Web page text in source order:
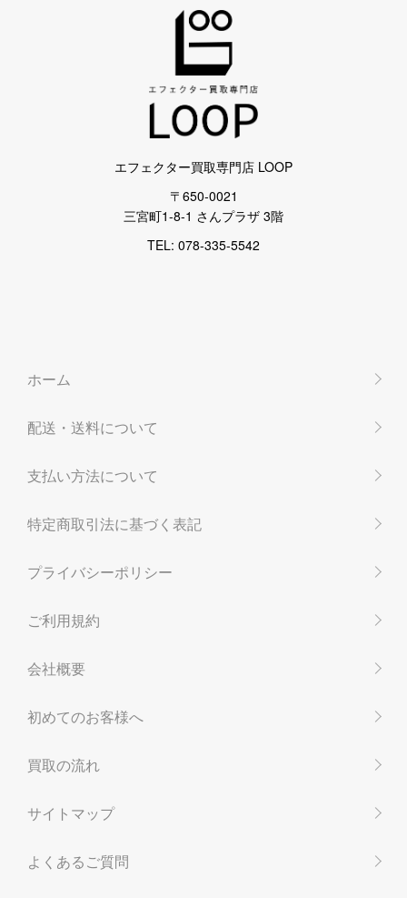
エフェクター買取専門店 LOOP
〒650-0021
三宮町1-8-1 さんプラザ 3階
TEL: 078-335-5542
ホーム
配送・送料について
支払い方法について
特定商取引法に基づく表記
プライバシーポリシー
ご利用規約
会社概要
初めてのお客様へ
買取の流れ
サイトマップ
よくあるご質問